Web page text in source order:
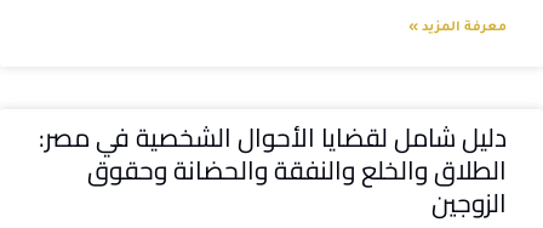
معرفة المزيد »
دليل شامل لقضايا الأحوال الشخصية في مصر:
الطلاق والخلع والنفقة والحضانة وحقوق
الزوجين